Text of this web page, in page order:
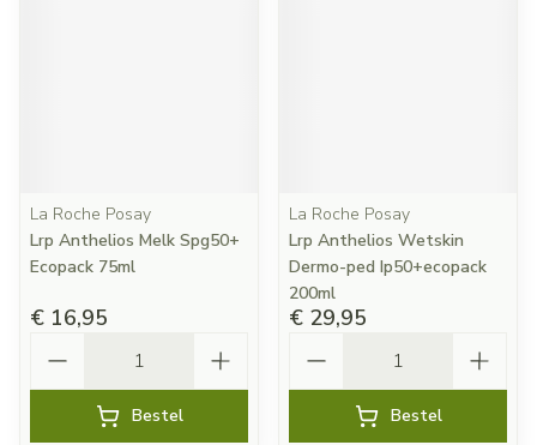
La Roche Posay
Lrp Anthelios Melk Spg50+
Ecopack 75ml
€ 16,95
Bestel
La Roche Posay
Lrp Anthelios Wetskin
Dermo-ped Ip50+ecopack
200ml
€ 29,95
Bestel